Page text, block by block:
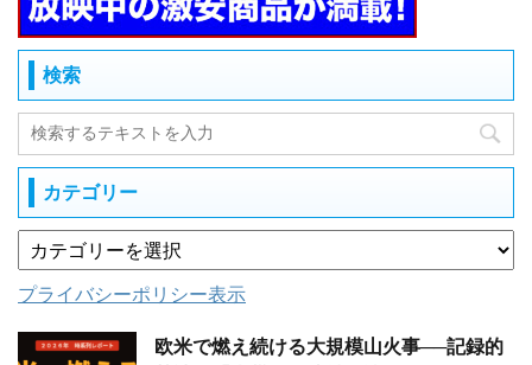
検索
カテゴリー
プライバシーポリシー表示
欧米で燃え続ける大規模山火事──記録的